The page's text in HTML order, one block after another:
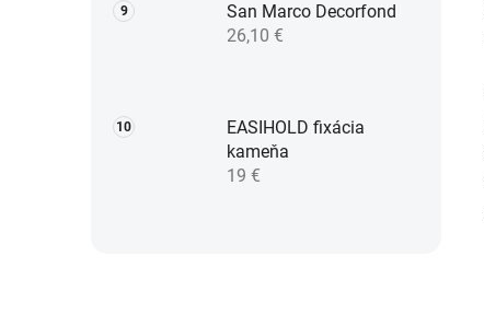
San Marco Decorfond
26,10 €
EASIHOLD fixácia
kameňa
19 €